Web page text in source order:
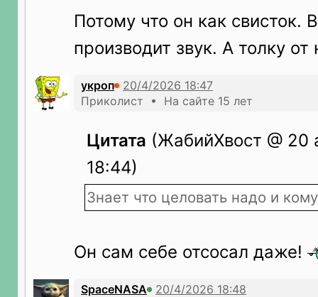
Потому что он как свисток.
производит звук. А толку от
укроп
Приколист • На сайте 15 лет
Цитата (ЖабийХвост @ 20
18:44)
Знает что целовать надо и кому
Он сам себе отсосал даже!
SpaceNASA